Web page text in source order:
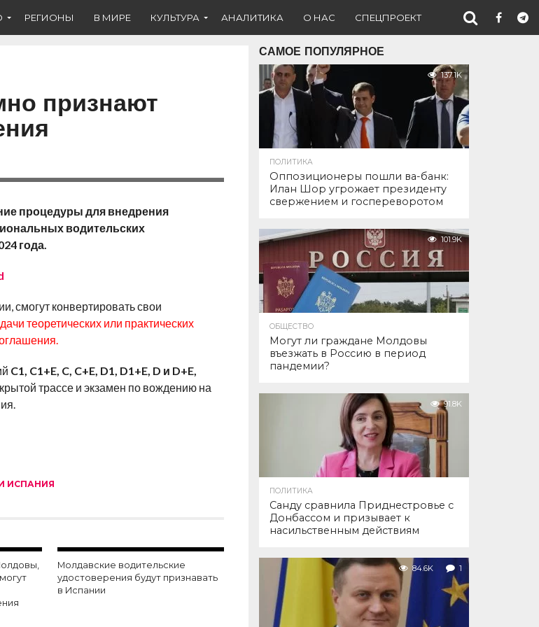
РЕГИОНЫ В МИРЕ КУЛЬТУРА АНАЛИТИКА О НАС СПЕЦПРОЕКТ
признают
процедуры для внедрения
водительских
года.
смогут конвертировать свои
теоретических или практических
C1, C1+E, C, C+E, D1, D1+E, D и D+E,
трассе и экзамен по вождению на
ИСПАНИЯ
Молдавские водительские
удостоверения будут признавать
в Испании
САМОЕ ПОПУЛЯРНОЕ
137.1K
ПОЛИТИКА
Оппозиционеры пошли ва-банк:
Илан Шор угрожает президенту
свержением и госпереворотом
101.9K
ОБЩЕСТВО
Могут ли граждане Молдовы
въезжать в Россию в период
пандемии?
91.8K
ПОЛИТИКА
Санду сравнила Приднестровье с
Донбассом и призывает к
насильственным действиям
84.6K 1